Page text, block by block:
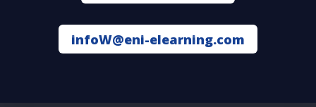
infoW@eni-elearning.com